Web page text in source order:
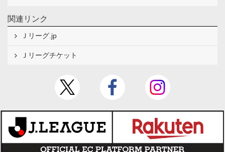
関連リンク
Ｊリーグ.jp
Ｊリーグチケット